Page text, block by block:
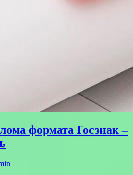
формата Госзнак –